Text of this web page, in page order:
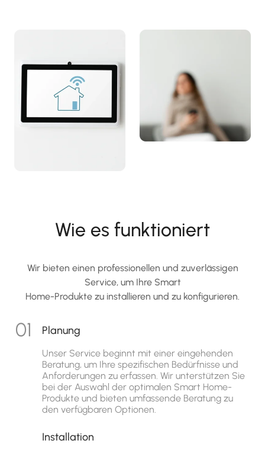
Wie es funktioniert
Wir bieten einen professionellen und zuverlässigen
Service, um Ihre Smart
Home-Produkte zu installieren und zu konfigurieren.
Planung
Unser Service beginnt mit einer eingehenden
Beratung, um Ihre spezifischen Bedürfnisse und
Anforderungen zu erfassen. Wir unterstützen Sie
bei der Auswahl der optimalen Smart Home-
Produkte und bieten umfassende Beratung zu
den verfügbaren Optionen.
Installation